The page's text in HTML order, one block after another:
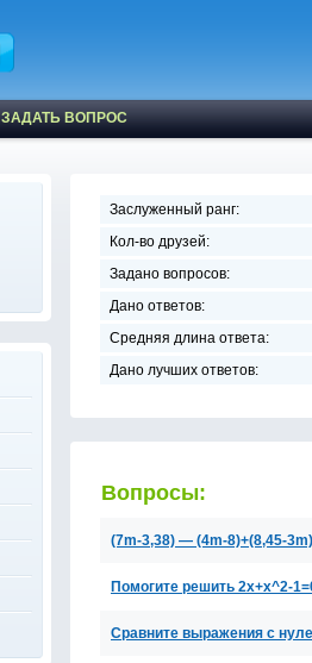
ЗАДАТЬ ВОПРОС
Заслуженный ранг:
Кол-во друзей:
Задано вопросов:
Дано ответов:
Средняя длина ответа:
Дано лучших ответов:
Вопросы:
(7m-3,38) — (4m-8)+(8,45-
Помогите решить 2x+x^2-
Сравните выражения с